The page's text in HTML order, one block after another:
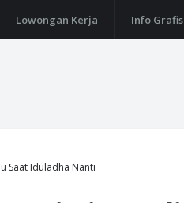
Lowongan Kerja Info Grafis
Saat Iduladha Nanti